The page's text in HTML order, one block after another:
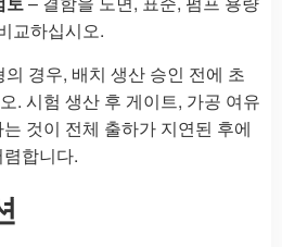
교하십시오.
경우, 배치 생산 승인 전에 초
. 시험 생산 후 게이트, 가공 여유
것이 전체 출하가 지연된 후에
합니다.